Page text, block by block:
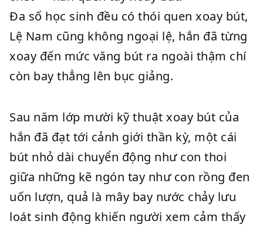
Đa số học sinh đều có thói quen xoay bút,
Lệ Nam cũng không ngoại lệ, hắn đã từng
xoay đến mức văng bút ra ngoài thậm chí
còn bay thẳng lên bục giảng.
Sau năm lớp mười kỹ thuật xoay bút của
hắn đã đạt tới cảnh giới thần kỳ, một cái
bút nhỏ dài chuyển động như con thoi
giữa những kẽ ngón tay như con rồng đen
uốn lượn, quả là mây bay nước chảy lưu
loát sinh động khiến người xem cảm thấy